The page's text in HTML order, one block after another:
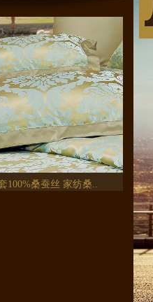
100%桑蚕丝 家纺桑..